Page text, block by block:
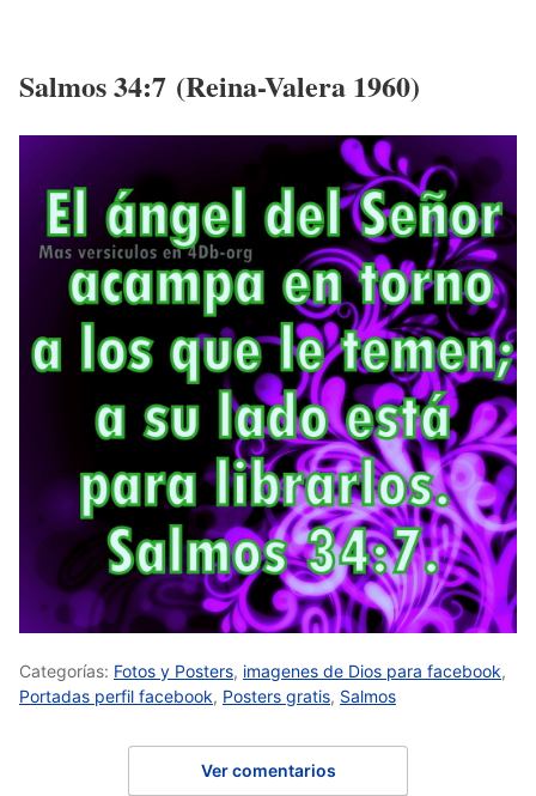
Salmos 34:7 (Reina-Valera 1960)
Categorías: Fotos y Posters, imagenes de Dios para facebook,
Portadas perfil facebook, Posters gratis, Salmos
Ver comentarios